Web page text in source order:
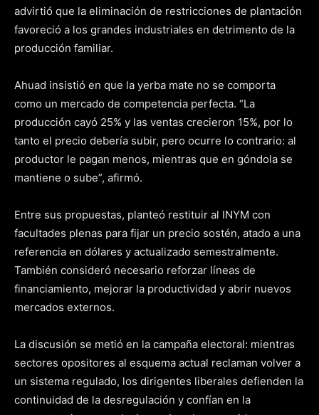
advirtió que la eliminación de restricciones de plantación
favoreció a los grandes industriales en detrimento de la
producción familiar.
Ahuad insistió en que la yerba mate no se comporta
como un mercado de competencia perfecta. “La
producción cayó 25% y las ventas crecieron 15%, por lo
tanto el precio debería subir, pero ocurre lo contrario: al
productor le pagan menos, mientras que en góndola se
mantiene o sube”, afirmó.
Entre sus propuestas, planteó restituir al INYM con
facultades plenas para fijar un precio sostén, atado a una
referencia en dólares y actualizado semestralmente.
También consideró necesario reforzar líneas de
financiamiento, mejorar la productividad y abrir nuevos
mercados externos.
La discusión se metió en la campaña electoral: mientras
sectores opositores al esquema actual reclaman volver a
un sistema regulado, los dirigentes liberales defienden la
continuidad de la desregulación y confían en la